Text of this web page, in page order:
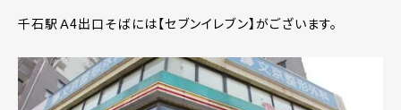
千石駅Ａ4出口そばには【セブンイレブン】がございます。